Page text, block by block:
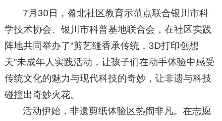
7月30日，盈北社区教育示范点联合银川市科
学技术协会、银川市科普基地联合会，在社区实践
阵地共同举办了“剪艺缝香承传统，3D打印创想
天”未成年人实践活动，让孩子们在动手体验中感受
传统文化的魅力与现代科技的奇妙，让非遗与科技
碰撞出奇妙火花。
活动伊始，非遗剪纸体验区热闹非凡。在志愿